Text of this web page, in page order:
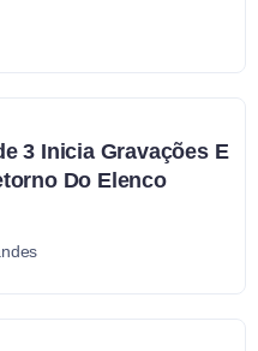
3 Inicia Gravações E
Do Elenco